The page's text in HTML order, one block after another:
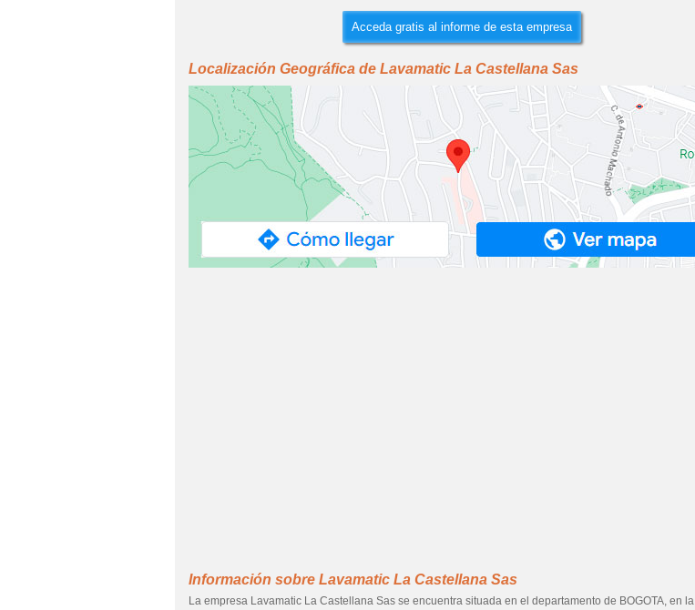
Acceda gratis al informe de esta empresa
Localización Geográfica de Lavamatic La Castellana Sas
Información sobre Lavamatic La Castellana Sas
La empresa Lavamatic La Castellana Sas se encuentra situada en el departamento de BOGOTA, en la